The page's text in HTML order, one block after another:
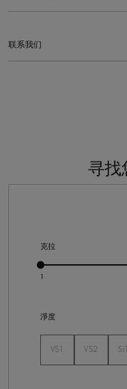
联系我们
寻找
克拉
淨度
VS1
VS2
SI1